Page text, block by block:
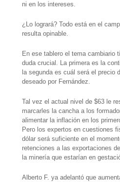
ni en los intereses.
¿Lo logrará? Todo está en el
resulta opinable.
En ese tablero el tema cambiario
duda crucial. La primera es la
la segunda es cuál será el precio
deseado por Fernández.
Tal vez el actual nivel de $63 le
marcarles la cancha a los
alimentar la inflación en los
Pero los expertos en cuestiones
dólar será suficiente en el
retenciones a las exportaciones
la minería que estarían en
Alberto F. ya adelantó que